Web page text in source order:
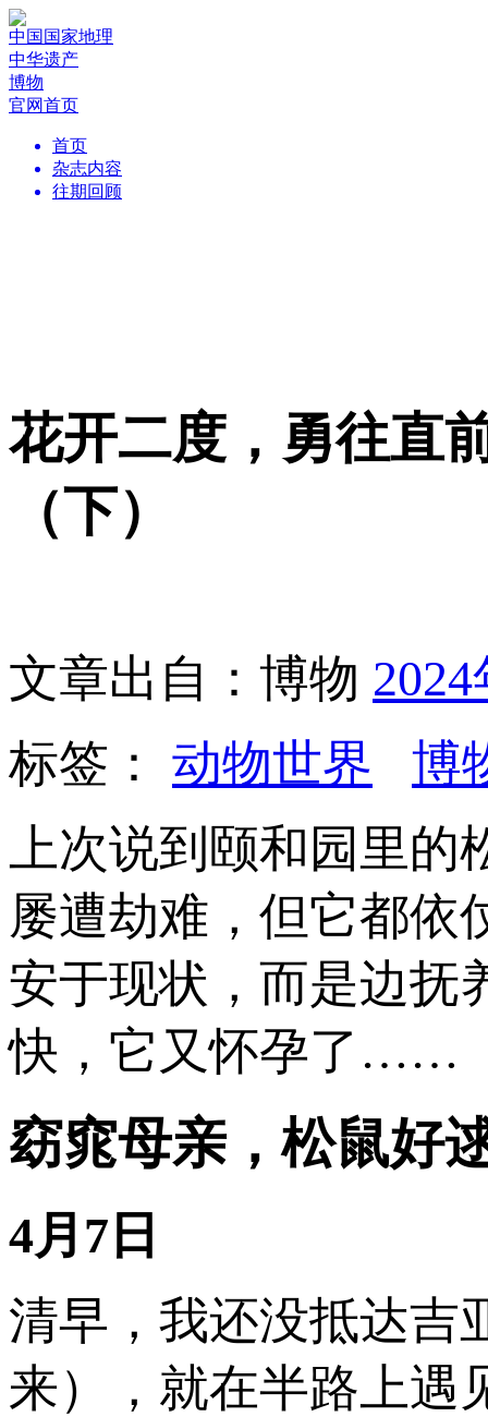
中国国家地理
中华遗产
博物
官网首页
首页
杂志内容
往期回顾
花开二度，勇往直
（下）
文章出自：博物
标签： 动物世界
博
上次说到颐和园里
屡遭劫难，但它都依
安于现状，而是边抚
快，它又怀孕了……
窈窕母亲，松鼠好
4月7日
清早，我还没抵达吉
来），就在半路上遇